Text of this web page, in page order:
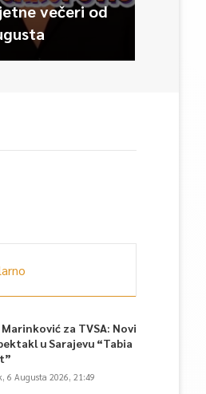
večeri od
za TVSA: Novi
u Sarajevu “Tabia
6 Augusta 2026, 21:49